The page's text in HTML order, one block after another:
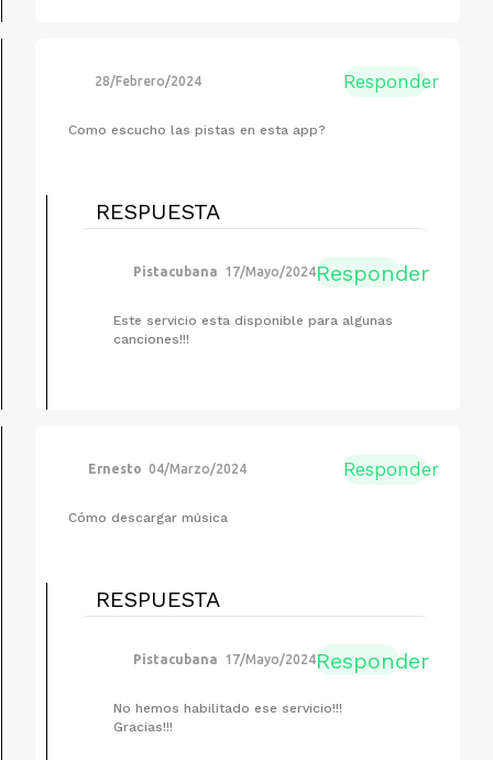
28/Febrero/2024 Responder
Como escucho las pistas en esta app?
RESPUESTA
Pistacubana 17/Mayo/2024Responder
Este servicio esta disponible para algunas
canciones!!!
Ernesto 04/Marzo/2024 Responder
Cómo descargar música
RESPUESTA
Pistacubana 17/Mayo/2024Responder
No hemos habilitado ese servicio!!!
Gracias!!!